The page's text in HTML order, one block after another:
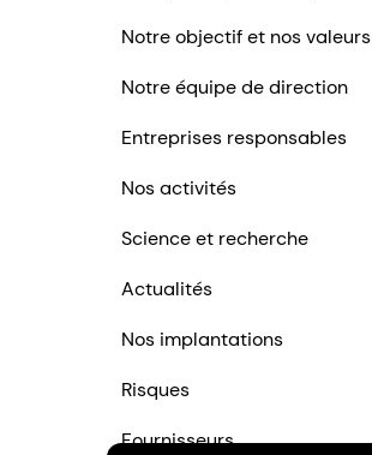
Notre objectif et nos valeurs
Notre équipe de direction
Entreprises responsables
Nos activités
Science et recherche
Actualités
Nos implantations
Risques
Fournisseurs